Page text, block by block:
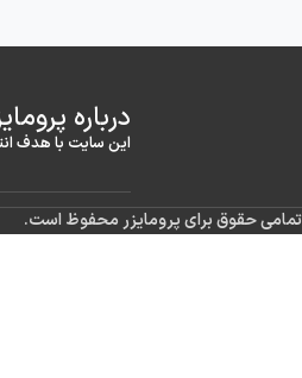
درباره‌
این سایت با هدف
تمامی حقوق برای پرومایزر محفوظ است.